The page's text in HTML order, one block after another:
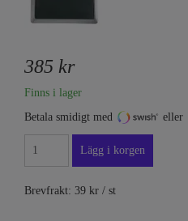
385 kr
Finns i lager
Betala smidigt med
eller
Brevfrakt: 39 kr / st